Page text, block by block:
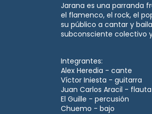
Jarana es una parranda
el flamenco, el rock, el
su público a cantar y
subconsciente colectivo
Integrantes:
Alex Heredia - cante
Víctor Iniesta - guitarra
Juan Carlos Aracil - flauta
El Guille - percusión
Chuemo - bajo